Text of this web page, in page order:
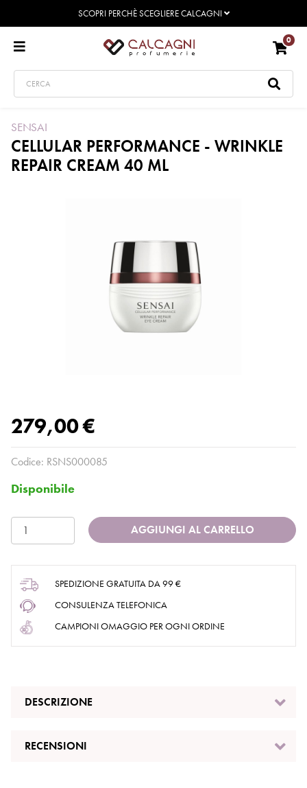
SCOPRI PERCHÈ SCEGLIERE CALCAGNI
0
SENSAI
CELLULAR PERFORMANCE - WRINKLE
REPAIR CREAM 40 ML
279,00 €
Codice: RSNS000085
Disponibile
AGGIUNGI AL CARRELLO
SPEDIZIONE GRATUITA DA 99 €
CONSULENZA TELEFONICA
CAMPIONI OMAGGIO PER OGNI ORDINE
DESCRIZIONE
RECENSIONI